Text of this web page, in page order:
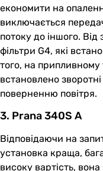
економити на
виключається
потоку до іншого.
фільтри G4, які
того, на
встановлено
поверненню повітря.
3. Prana 340S A
Відповідаючи на
установка краща,
високу вартість,